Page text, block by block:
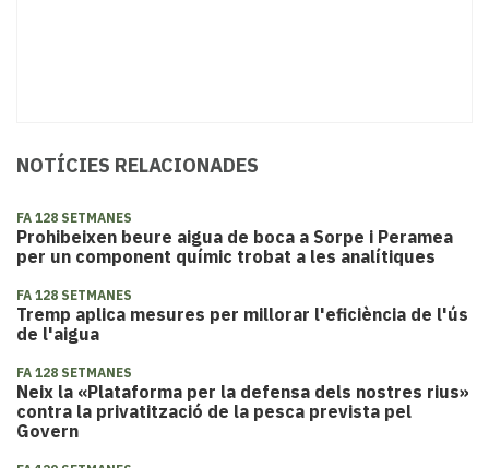
NOTÍCIES RELACIONADES
FA 128 SETMANES
Prohibeixen beure aigua de boca a Sorpe i Peramea
per un component químic trobat a les analítiques
FA 128 SETMANES
Tremp aplica mesures per millorar l'eficiència de l'ús
de l'aigua
FA 128 SETMANES
Neix la «Plataforma per la defensa dels nostres rius»
contra la privatització de la pesca prevista pel
Govern